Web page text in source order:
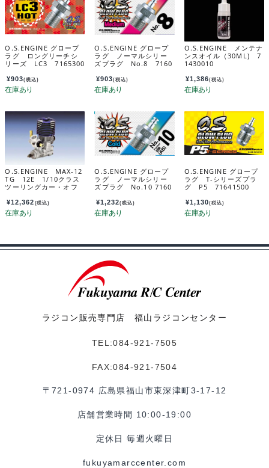
O.S.ENGINE グロープ
ラグ ロングリーチシ
リーズ LC3 7165300
¥903(税込)
O.S.ENGINE グロープ
ラグ ノーマルシリー
ズプラグ No.8 7160
¥903(税込)
O.S.ENGINE メンテナ
ンスオイル（30ML) 7
1430010
¥1,386(税込)
O.S.ENGINE MAX-12
TG 12E 1/10クラス
ツーリングカー・オフ
82
¥12,362 (税込)
O.S.ENGINE グロープ
ラグ ノーマルシリー
ズプラグ No.10 7160
¥1,232(税込)
O.S.ENGINE グロープ
ラグ T-シリーズプラ
グ P5 71641500
¥1,130(税込)
ラジコン販売専門店 福山ラジコンセンター
TEL:084-921-7505
FAX:084-921-7504
〒721-0974 広島県福山市東深津町3-17-12
店舗営業時間 10:00-19:00
定休日 毎週火曜日
fukuyamarccenter.com